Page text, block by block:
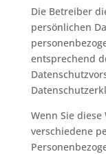
Die Betreiber
persönlichen
entsprechend
Wenn Sie
verschiedene